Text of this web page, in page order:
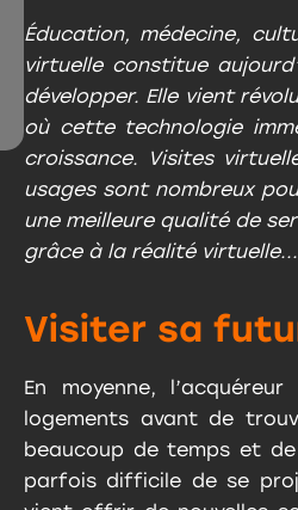
Éducation, médecine,
virtuelle constitue
développer. Elle vient
où cette technologie
croissance. Visites
usages sont nombreux
une meilleure qualité de
grâce à la réalité virtuelle...
Visiter sa
En moyenne,
logements avant de
beaucoup de temps et
parfois difficile de se